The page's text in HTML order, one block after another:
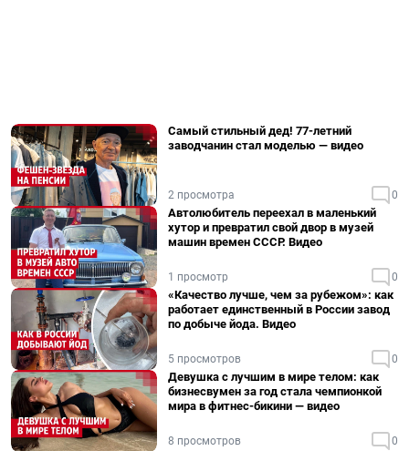
Самый стильный дед! 77-летний
заводчанин стал моделью — видео
2 просмотра 0
Автолюбитель переехал в маленький
хутор и превратил свой двор в музей
машин времен СССР. Видео
1 просмотр 0
«Качество лучше, чем за рубежом»: как
работает единственный в России завод
по добыче йода. Видео
5 просмотров 0
Девушка с лучшим в мире телом: как
бизнесвумен за год стала чемпионкой
мира в фитнес-бикини — видео
8 просмотров 0